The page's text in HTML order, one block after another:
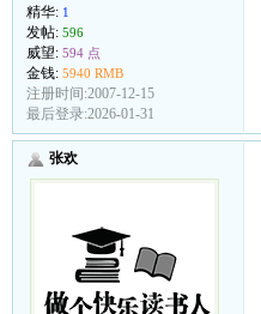
精华: 1
发帖: 596
威望: 594 点
金钱: 5940 RMB
注册时间:2007-12-15
最后登录:2026-01-31
张欢